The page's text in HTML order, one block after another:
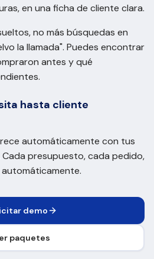
en una ficha de cliente clara.
no más búsquedas en
la llamada". Puedes encontrar
antes y qué
hasta cliente
automáticamente con tus
presupuesto, cada pedido,
demo
paquetes